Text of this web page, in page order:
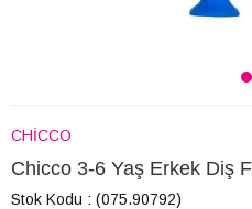
CHİCCO
Chicco 3-6 Yaş Erkek Diş
Stok Kodu (075.90792)